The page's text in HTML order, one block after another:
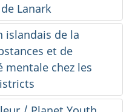
Lanark
islandais de la
et de
chez les